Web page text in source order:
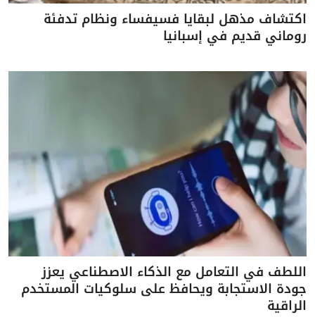
اكتشاف مذهل لبقايا فسيفساء ونظام تدفئة
روماني قديم في إسبانيا
اللطف في التعامل مع الذكاء الاصطناعي يعزز
جودة الاستجابة ويحافظ على سلوكيات المستخدم
الراقية